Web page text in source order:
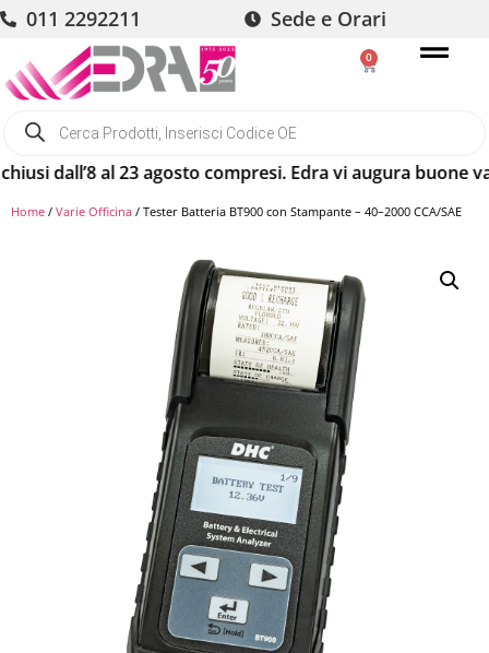
011 2292211 Sede e Orari
0
dall’8 al 23 agosto compresi. Edra vi augura buone
Home / Varie Officina / Tester Batteria BT900 con Stampante – 40–2000 CCA/SAE